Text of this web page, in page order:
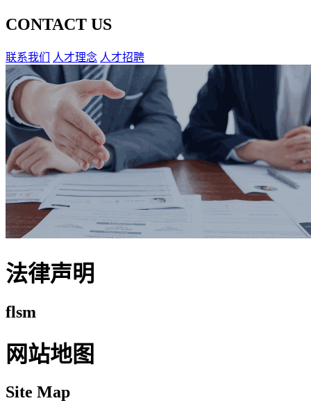
CONTACT US
联系我们 人才理念 人才招聘
法律声明
flsm
网站地图
Site Map